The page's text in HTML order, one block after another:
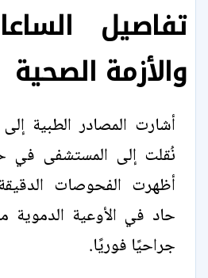
تفاصيل
والأزمة الصحية
أشارت المصادر الطبية إلى
نُقلت إلى المستشفى في
أظهرت الفحوصات
حاد في الأوعية الدموية
جراحيًا فوريًا.